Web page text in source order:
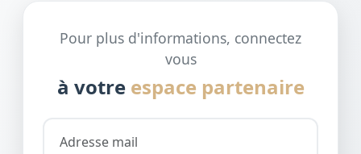
Pour plus d'informations, connectez
vous
à votre espace partenaire